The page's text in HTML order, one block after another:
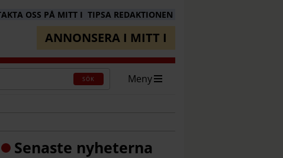
OSS PÅ MITT I TIPSA REDAKTIONEN
ANNONSERA I MITT I
SÖK Meny
Senaste nyheterna